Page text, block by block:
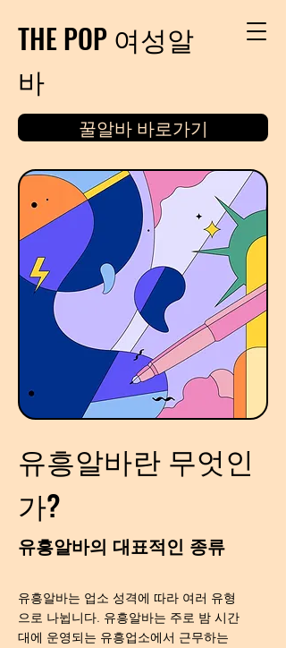
THE POP 여성알
바
꿀알바 바로가기
유흥알바란 무엇인
가?
유흥알바의 대표적인 종류
유흥알바는 업소 성격에 따라 여러 유형
으로 나뉩니다. 유흥알바는 주로 밤 시간
대에 운영되는 유흥업소에서 근무하는